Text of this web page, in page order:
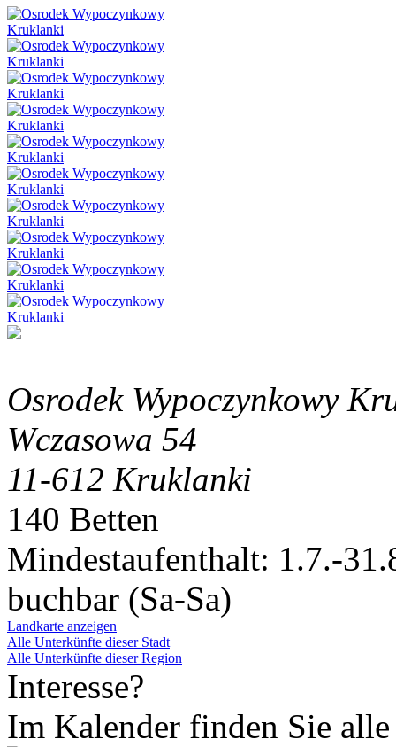
Osrodek Wypoczynkowy
Wczasowa 54
11-612 Kruklanki
140 Betten
Mindestaufenthalt: 1.7.-
buchbar (Sa-Sa)
Landkarte anzeigen
Alle Unterkünfte dieser Stadt
Alle Unterkünfte dieser Region
Interesse?
Im Kalender finden Sie